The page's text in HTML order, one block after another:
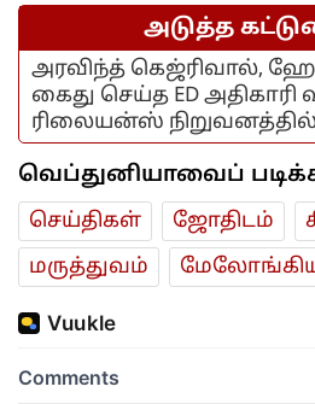
அடுத்த
அரவிந்த் கெஜ்ரிவால்,
கைது செய்த ED அதிகாரி
ரிலையன்ஸ்
வெப்துனியாவைப்
செய்திகள் ஜோ‌திட‌ம்
மரு‌த்துவ‌ம்